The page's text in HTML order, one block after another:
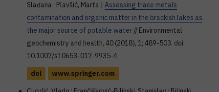
Slađana ; Plavšić, Marta | Assessing trace metals
contamination and organic matter in the brackish lakes as
the major source of potable water // Environmental
geochemistry and health, 40 (2018), 1; 489-503. doi:
10.1007/s10653-017-9935-4
doi
www.springer.com